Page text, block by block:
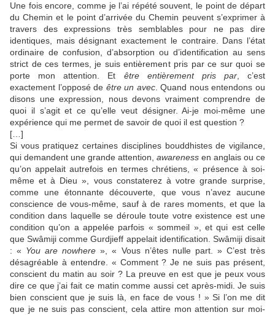
Une fois encore, comme je l’ai répété souvent, le point de départ
du Chemin et le point d’arrivée du Chemin peuvent s’exprimer à
travers des expressions très semblables pour ne pas dire
identiques, mais désignant exactement le contraire. Dans l’état
ordinaire de confusion, d’absorption ou d’identification au sens
strict de ces termes, je suis entièrement pris par ce sur quoi se
porte mon attention. Et être entièrement pris par, c’est
exactement l’opposé de être un avec. Quand nous entendons ou
disons une expression, nous devons vraiment comprendre de
quoi il s’agit et ce qu’elle veut désigner. Ai-je moi-même une
expérience qui me permet de savoir de quoi il est question ?
[…]
Si vous pratiquez certaines disciplines bouddhistes de vigilance,
qui demandent une grande attention, awareness en anglais ou ce
qu’on appelait autrefois en termes chrétiens, « présence à soi-
même et à Dieu », vous constaterez à votre grande surprise,
comme une étonnante découverte, que vous n’avez aucune
conscience de vous-même, sauf à de rares moments, et que la
condition dans laquelle se déroule toute votre existence est une
condition qu’on a appelée parfois « sommeil », et qui est celle
que Swâmiji comme Gurdjieff appelait identification. Swâmiji disait
: « You are nowhere», « Vous n’êtes nulle part. » C’est très
désagréable à entendre. « Comment ? Je ne suis pas présent,
conscient du matin au soir ? La preuve en est que je peux vous
dire ce que j’ai fait ce matin comme aussi cet après-midi. Je suis
bien conscient que je suis là, en face de vous ! » Si l’on me dit
que je ne suis pas conscient, cela attire mon attention sur moi-